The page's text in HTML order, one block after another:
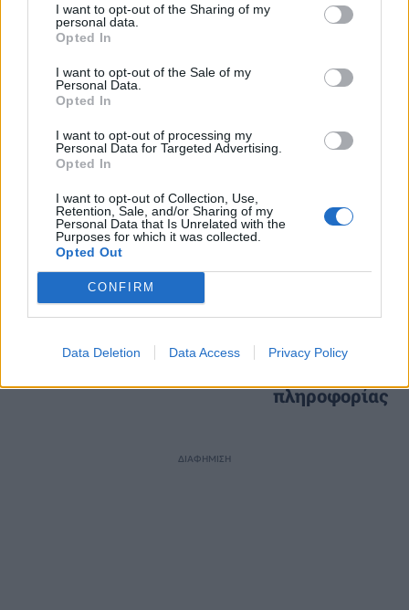
I want to opt-out of the Sharing of my
personal data.
Opted In
I want to opt-out of the Sale of my
Personal Data.
Opted In
I want to opt-out of processing my
Personal Data for Targeted Advertising.
Opted In
I want to opt-out of Collection, Use,
Retention, Sale, and/or Sharing of my
Personal Data that Is Unrelated with the
Purposes for which it was collected.
Opted Out
CONFIRM
Data Deletion Data Access Privacy Policy
Διάβασε επίσης
Τριμερής αμυντική
συμφωνία: Τουρκία,
Πακιστάν ενισχύουν τους
σχεδιασμός
πληροφορίας
ΔΙΑΦΗΜΙΣΗ